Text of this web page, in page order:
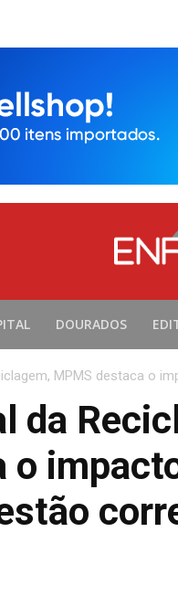
DOURADOS
MPMS destaca o
da
o